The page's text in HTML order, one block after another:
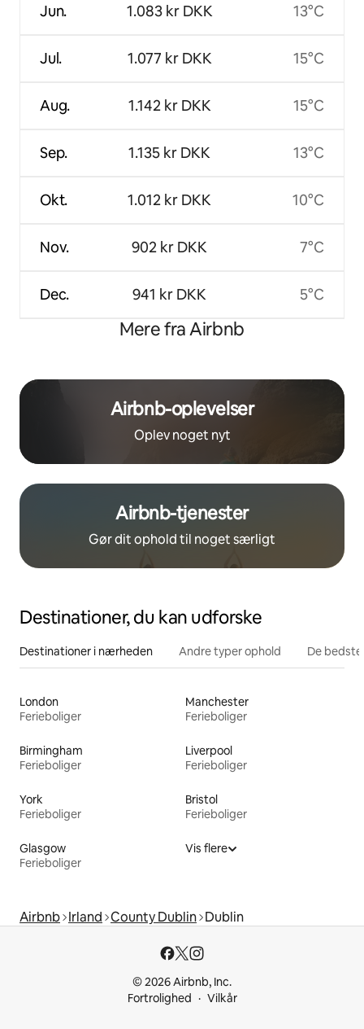
Jun.
Jul.
Aug.
Sep.
Okt.
Nov.
Dec.
1.083 kr DKK
1.077 kr DKK
1.142 kr DKK
1.135 kr DKK
1.012 kr DKK
902 kr DKK
941 kr DKK
13°C
15°C
15°C
13°C
10°C
7°C
5°C
Mere fra Airbnb
Airbnb-oplevelser
Oplev noget nyt
Airbnb-tjenester
Gør dit ophold til noget særligt
Destinationer, du kan udforske
Destinationer i nærheden Andre typer ophold De
London
Ferieboliger
Manchester
Ferieboliger
Birmingham
Ferieboliger
Liverpool
Ferieboliger
York
Ferieboliger
Bristol
Ferieboliger
Glasgow
Ferieboliger
Vis flere
Airbnb Irland County Dublin Dublin
© 2026 Airbnb, Inc.
Fortrolighed
Vilkår